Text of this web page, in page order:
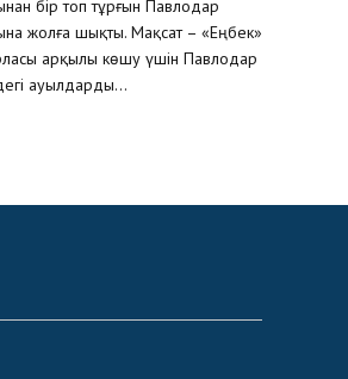
бір топ тұрғын Павлодар
жолға шықты. Мақсат – «Еңбек»
арқылы көшу үшін Павлодар
ауылдарды...